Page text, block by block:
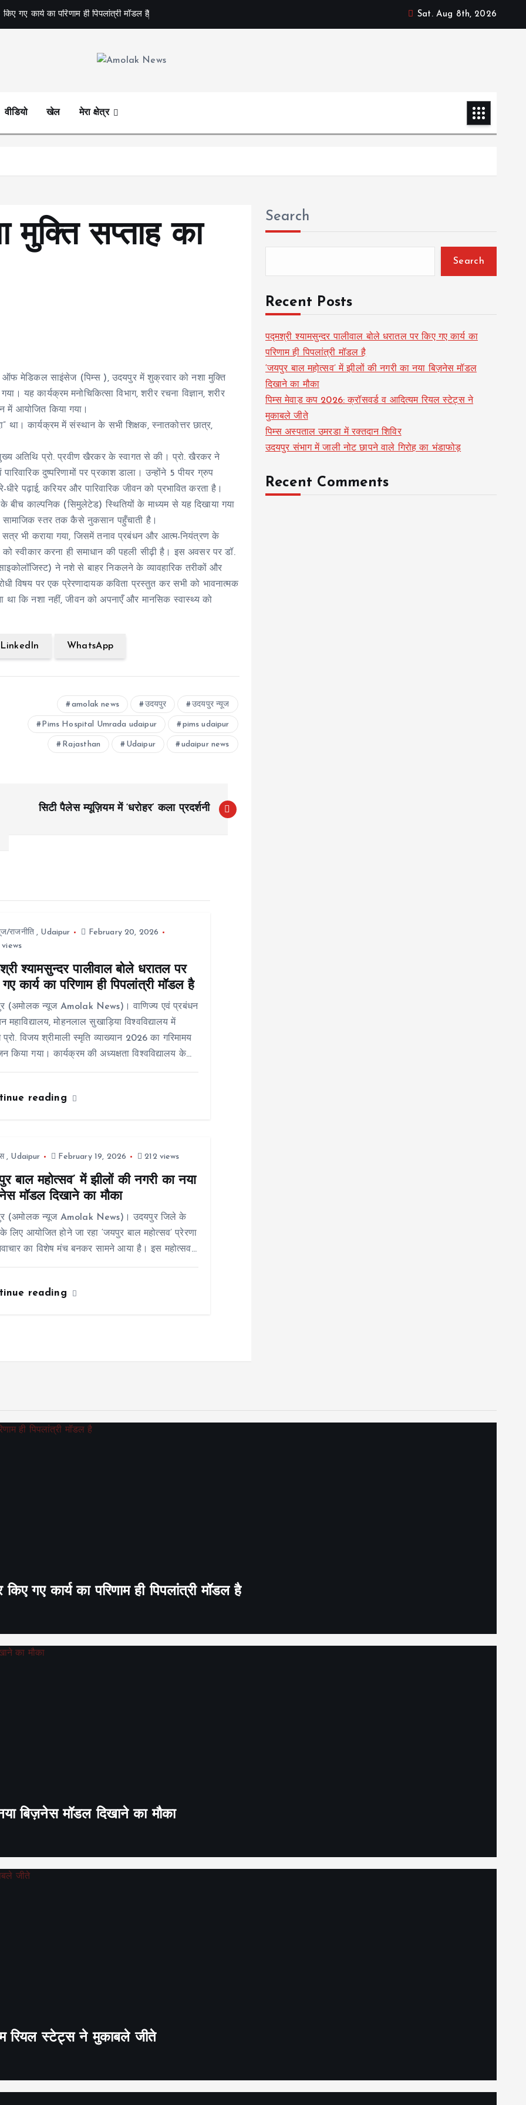
गए कार्य का परिणाम ही पिपलांत्री मॉडल है Sat. Aug 8th, 2026
वीडियो खेल मेरा क्षेत्र
मुक्ति सप्ताह का
ऑफ मेडिकल साइंसेज (पिम्स ), उदयपुर में शुक्रवार को नशा मुक्ति
यह कार्यक्रम मनोचिकित्सा विभाग, शरीर रचना विज्ञान, शरीर
में आयोजित किया गया।
था। कार्यक्रम में संस्थान के सभी शिक्षक, स्नातकोत्तर छात्र,
अतिथि प्रो. प्रवीण खैरकर के स्वागत से की। प्रो. खैरकर ने
दुष्परिणामों पर प्रकाश डाला। उन्होंने 5 पीयर ग्रुप
पढ़ाई, करियर और पारिवारिक जीवन को प्रभावित करता है।
बीच काल्पनिक (सिमुलेटेड) स्थितियों के माध्यम से यह दिखाया गया
सामाजिक स्तर तक कैसे नुकसान पहुँचाती है।
सत्र भी कराया गया, जिसमें तनाव प्रबंधन और आत्म-नियंत्रण के
स्वीकार करना ही समाधान की पहली सीढ़ी है। इस अवसर पर डॉ.
ने नशे से बाहर निकलने के व्यावहारिक तरीकों और
विषय पर एक प्रेरणादायक कविता प्रस्तुत कर सभी को भावनात्मक
कि नशा नहीं, जीवन को अपनाएँ और मानसिक स्वास्थ्य को
LinkedIn WhatsApp
amolak news उदयपुर उदयपुर न्यूज
Pims Hospital Umrada udaipur pims udaipur
Rajasthan Udaipur udaipur news
सिटी पैलेस म्यूज़ियम में ‘धरोहर’ कला प्रदर्शनी
राजनीति, Udaipur
February 20, 2026
views
श्यामसुन्दर पालीवाल बोले धरातल पर
कार्य का परिणाम ही पिपलांत्री मॉडल है
(अमोलक न्यूज Amolak News)। वाणिज्य एवं प्रबंधन
महाविद्यालय, मोहनलाल सुखाड़िया विश्वविद्यालय में
विजय श्रीमाली स्मृति व्याख्यान 2026 का गरिमामय
किया गया। कार्यक्रम की अध्यक्षता विश्वविद्यालय के…
reading
, Udaipur February 19, 2026 212 views
बाल महोत्सव’ में झीलों की नगरी का नया
मॉडल दिखाने का मौका
(अमोलक न्यूज Amolak News)। उदयपुर जिले के
लिए आयोजित होने जा रहा ‘जयपुर बाल महोत्सव’ प्रेरणा
का विशेष मंच बनकर सामने आया है। इस महोत्सव…
reading
Search
Search
Recent Posts
पद्मश्री श्यामसुन्दर पालीवाल बोले धरातल पर किए गए कार्य का
परिणाम ही पिपलांत्री मॉडल है
‘जयपुर बाल महोत्सव’ में झीलों की नगरी का नया बिज़नेस मॉडल
दिखाने का मौका
पिम्स मेवाड़ कप 2026: क्रॉसवर्ड व आदित्यम रियल स्टेट्स ने
मुकाबले जीते
पिम्स अस्पताल उमरडा में रक्तदान शिविर
उदयपुर संभाग में जाली नोट छापने वाले गिरोह का भंडाफोड़
Recent Comments
गए कार्य का परिणाम ही पिपलांत्री मॉडल है
बिज़नेस मॉडल दिखाने का मौका
रियल स्टेट्स ने मुकाबले जीते